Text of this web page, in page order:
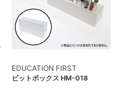
EDUCATION FIRST
ビットボックス HM-018